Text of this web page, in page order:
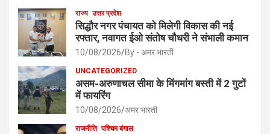
राज्य उत्तर प्रदेश
सिद्धौर नगर पंचायत को मिलेगी विकास की नई
रफ्तार, नवागत ईओ संतोष चौधरी ने संभाली कमान
10/08/2026 By - अमर भारती
UNCATEGORIZED
असम-अरुणाचल सीमा के मिंगमांग बस्ती में 2 गुटों
में फायरिंग
10/08/2026 अमर भारती
राजनीति पश्चिम बंगाल